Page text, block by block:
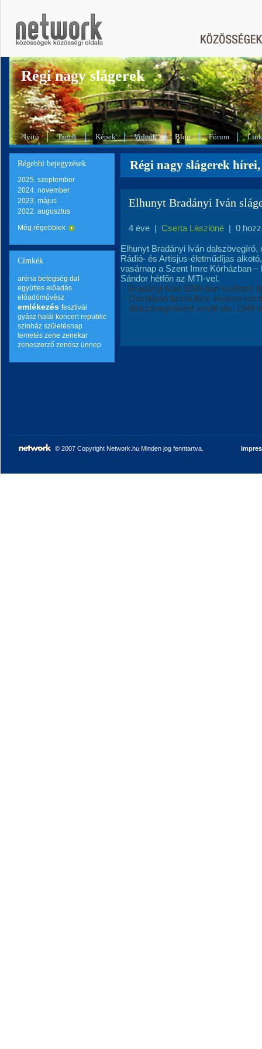
Régi nagy slágerek
Nyitó Tagok Képek Videók Blog Fórum
Régebbi bejegyzések
2025. szeptember
2024. november
2023. május
2022. augusztus
Még régebbiek
Címkék
aréna betegség dal
együttes előadás
előadóművész
emlékezés fesztivál
gyász halál koncert republic
színház születésnap
temetés zene zenekar
zeneszerző zenész ünnep
Régi nagy slágerek
Elhunyt Bradányi Iván
4 éve | Cserta Lászlóné | 0
Elhunyt Bradányi Iván
Rádió- és Artisjus-életműdíjas
vasárnap a Szent Imre Kórházban
Sándor hétfőn az MTI-vel.
Bradányi Iván 1930-ban született
Osztályán tizenkilenc évesen
dalszövegíróként került ide. 1949-
© 2007 Copyright Network.hu Minden jog fenntartva.